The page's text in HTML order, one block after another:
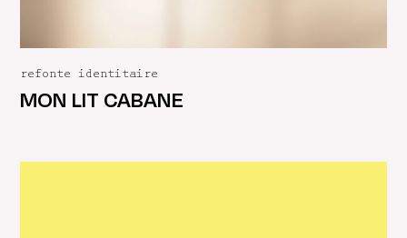
MON LIT CABANE
refonte identitaire